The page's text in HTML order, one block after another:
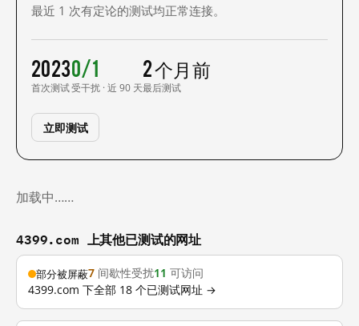
最近 1 次有定论的测试均正常连接。
2023
首次测试
0/1
受干扰 · 近 90 天
2 个月前
最后测试
立即测试
加载中……
4399.com 上其他已测试的网址
部分被屏蔽7 间歇性受扰11 可访问
4399.com 下全部 18 个已测试网址 →